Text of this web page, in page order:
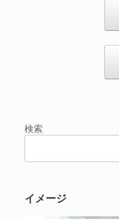
検索
イメージ